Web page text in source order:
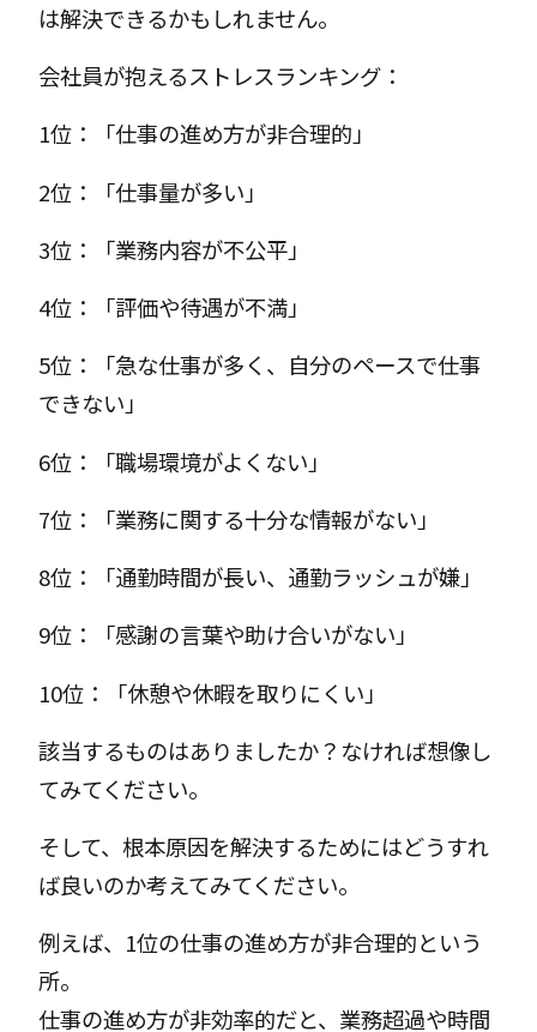
は解決できるかもしれません。
会社員が抱えるストレスランキング：
1位：「仕事の進め方が非合理的」
2位：「仕事量が多い」
3位：「業務内容が不公平」
4位：「評価や待遇が不満」
5位：「急な仕事が多く、自分のペースで仕事
できない」
6位：「職場環境がよくない」
7位：「業務に関する十分な情報がない」
8位：「通勤時間が長い、通勤ラッシュが嫌」
9位：「感謝の言葉や助け合いがない」
10位：「休憩や休暇を取りにくい」
該当するものはありましたか？なければ想像し
てみてください。
そして、根本原因を解決するためにはどうすれ
ば良いのか考えてみてください。
例えば、1位の仕事の進め方が非合理的という
所。
仕事の進め方が非効率的だと、業務超過や時間